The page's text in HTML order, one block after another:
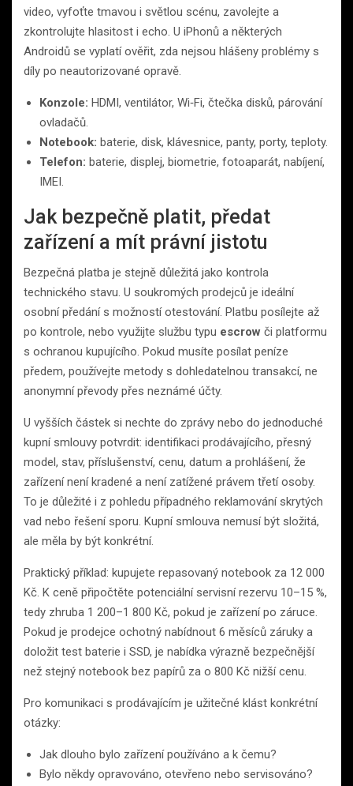
video, vyfoťte tmavou i světlou scénu, zavolejte a
zkontrolujte hlasitost i echo. U iPhonů a některých
Androidů se vyplatí ověřit, zda nejsou hlášeny problémy s
díly po neautorizované opravě.
Konzole: HDMI, ventilátor, Wi‑Fi, čtečka disků, párování
ovladačů.
Notebook: baterie, disk, klávesnice, panty, porty, teploty.
Telefon: baterie, displej, biometrie, fotoaparát, nabíjení,
IMEI.
Jak bezpečně platit, předat
zařízení a mít právní jistotu
Bezpečná platba je stejně důležitá jako kontrola
technického stavu. U soukromých prodejců je ideální
osobní předání s možností otestování. Platbu posílejte až
po kontrole, nebo využijte službu typu escrow či platformu
s ochranou kupujícího. Pokud musíte posílat peníze
předem, používejte metody s dohledatelnou transakcí, ne
anonymní převody přes neznámé účty.
U vyšších částek si nechte do zprávy nebo do jednoduché
kupní smlouvy potvrdit: identifikaci prodávajícího, přesný
model, stav, příslušenství, cenu, datum a prohlášení, že
zařízení není kradené a není zatížené právem třetí osoby.
To je důležité i z pohledu případného reklamování skrytých
vad nebo řešení sporu. Kupní smlouva nemusí být složitá,
ale měla by být konkrétní.
Praktický příklad: kupujete repasovaný notebook za 12 000
Kč. K ceně připočtěte potenciální servisní rezervu 10–15 %,
tedy zhruba 1 200–1 800 Kč, pokud je zařízení po záruce.
Pokud je prodejce ochotný nabídnout 6 měsíců záruky a
doložit test baterie i SSD, je nabídka výrazně bezpečnější
než stejný notebook bez papírů za o 800 Kč nižší cenu.
Pro komunikaci s prodávajícím je užitečné klást konkrétní
otázky:
Jak dlouho bylo zařízení používáno a k čemu?
Bylo někdy opravováno, otevřeno nebo servisováno?